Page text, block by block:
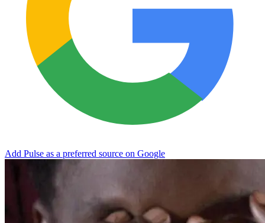
Add Pulse as a preferred source on Google